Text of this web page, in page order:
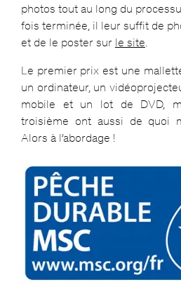
photos tout au long du
fois terminée, il leur suffit de
et de le poster sur le site.
Le premier prix est une
un ordinateur, un
mobile et un lot de DVD,
troisième ont aussi de quoi
Alors à l’abordage !